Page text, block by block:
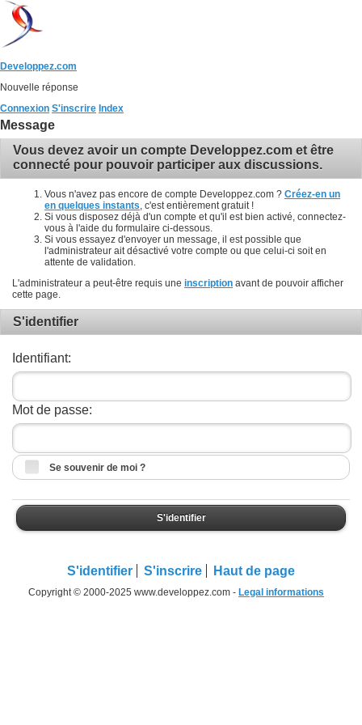
Developpez.com
Nouvelle réponse
Connexion S'inscrire Index
Message
Vous devez avoir un compte Developpez.com et être
connecté pour pouvoir participer aux discussions.
Vous n'avez pas encore de compte Developpez.com ? Créez-en un
en quelques instants , c'est entièrement gratuit !
Si vous disposez déjà d'un compte et qu'il est bien activé, connectez-
vous à l'aide du formulaire ci-dessous.
Si vous essayez d'envoyer un message, il est possible que
l'administrateur ait désactivé votre compte ou que celui-ci soit en
attente de validation.
L'administrateur a peut-être requis une inscription avant de pouvoir afficher
cette page.
S'identifier
Identifiant:
Mot de passe:
Se souvenir de moi ?
S'identifier
S'identifier S'inscrire Haut de page
Copyright © 2000-2025 www.developpez.com - Legal informations